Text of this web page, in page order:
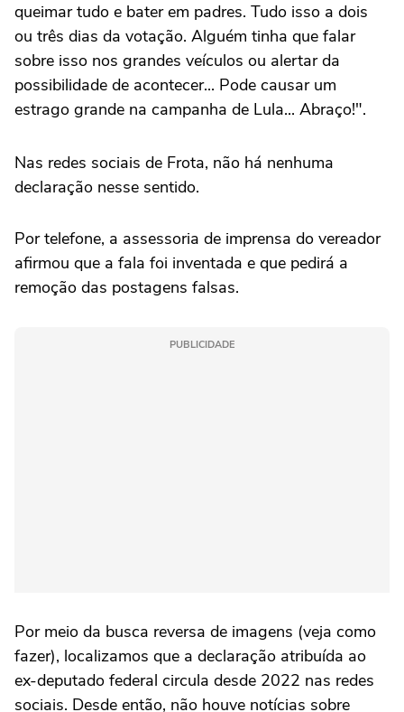
queimar tudo e bater em padres. Tudo isso a dois
ou três dias da votação. Alguém tinha que falar
sobre isso nos grandes veículos ou alertar da
possibilidade de acontecer... Pode causar um
estrago grande na campanha de Lula... Abraço!".
Nas redes sociais de Frota, não há nenhuma
declaração nesse sentido.
Por telefone, a assessoria de imprensa do vereador
afirmou que a fala foi inventada e que pedirá a
remoção das postagens falsas.
PUBLICIDADE
Por meio da busca reversa de imagens (veja como
fazer), localizamos que a declaração atribuída ao
ex-deputado federal circula desde 2022 nas redes
sociais. Desde então, não houve notícias sobre